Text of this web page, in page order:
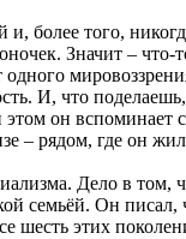
более того,
Значит – что-
И, что
он вспоминает
– рядом, где он
Дело в том,
семьёй. Он писал,
шесть этих